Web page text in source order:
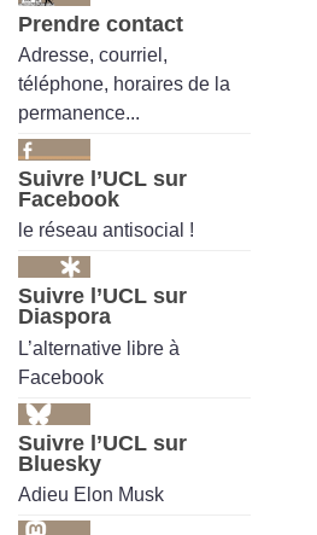
Prendre contact
Adresse, courriel,
téléphone, horaires de la
permanence...
Suivre l’UCL sur
Facebook
le réseau antisocial !
Suivre l’UCL sur
Diaspora
L’alternative libre à
Facebook
Suivre l’UCL sur
Bluesky
Adieu Elon Musk